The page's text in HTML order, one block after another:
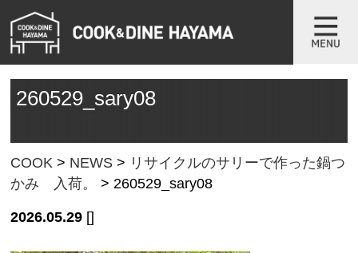
260529_sary08
COOK > NEWS > リサイクルのサリーで作った鍋つ
かみ 入荷。
> 260529_sary08
2026.05.29 []